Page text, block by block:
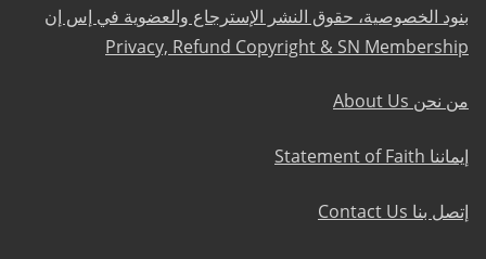
بنود الخصوصية، حقوق النشر الإسترجاع والعضوية في إس إن
Privacy, Refund Copyright & SN Membership
من نحن About Us
إيماننا Statement of Faith
إتصل بنا Contact Us